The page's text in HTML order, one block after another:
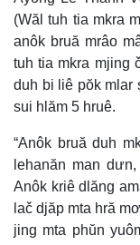
(Wăl tuh tia mkra
anôk bruă mrâo
tuh tia mkra mjing
duh bi liê pŏk mlar
sui hlăm 5 hruê.
“Anôk bruă duh
lehanăn man
Anôk kriê dlăng
lač djăp mta hră
jing mta phŭn